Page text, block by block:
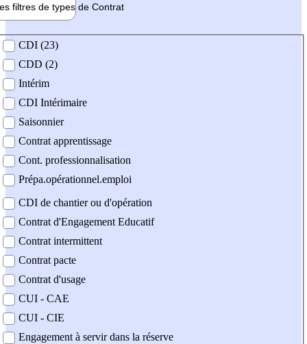
filtres de types de Contrat
contrat
CDI (23)
CDD (2)
Intérim
CDI Intérimaire
Saisonnier
Contrat apprentissage
Cont. professionnalisation
Prépa.opérationnel.emploi
CDI de chantier ou d'opération
Contrat d'Engagement Educatif
Contrat intermittent
Contrat pacte
Contrat d'usage
CUI - CAE
CUI - CIE
Engagement à servir dans la réserve